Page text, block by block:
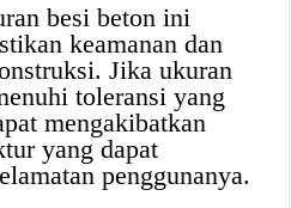
besi beton ini
keamanan dan
Jika ukuran
toleransi yang
mengakibatkan
yang dapat
penggunanya.